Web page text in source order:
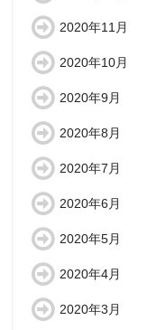
2020年11月
2020年10月
2020年9月
2020年8月
2020年7月
2020年6月
2020年5月
2020年4月
2020年3月